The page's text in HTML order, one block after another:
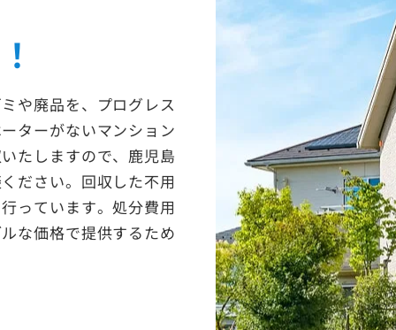
や廃品を、プログレス
ターがないマンション
たしますので、鹿児島
ださい。回収した不用
っています。処分費用
な価格で提供するため